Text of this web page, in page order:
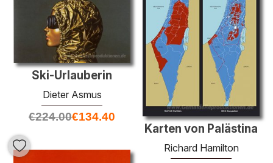
Ski-Urlauberin
Dieter Asmus
€224.00€134.40
Karten von Palästina
Richard Hamilton